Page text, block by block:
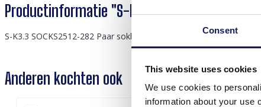
Consent
This website uses cookies
We use cookies to
information about your use
Productinformatie "S-K3.3 SOCKS2512-282
S-K3.3 SOCKS2512-282 Paar sokken maat 38-45 Flamingo's
Anderen kochten ook